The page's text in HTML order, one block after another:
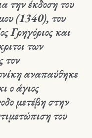
την έκδοση του
(1340), του
Γρηγόριος και
των
τον
αναπαύθηκε
ο άγιος
μετέβη στην
του